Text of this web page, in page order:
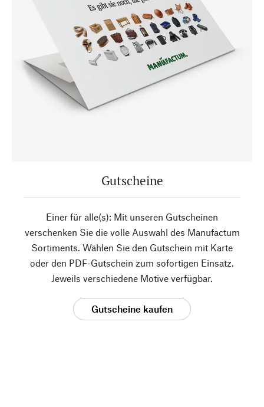
Gutscheine
Einer für alle(s): Mit unseren Gutscheinen
verschenken Sie die volle Auswahl des Manufactum
Sortiments. Wählen Sie den Gutschein mit Karte
oder den PDF-Gutschein zum sofortigen Einsatz.
Jeweils verschiedene Motive verfügbar.
Gutscheine kaufen